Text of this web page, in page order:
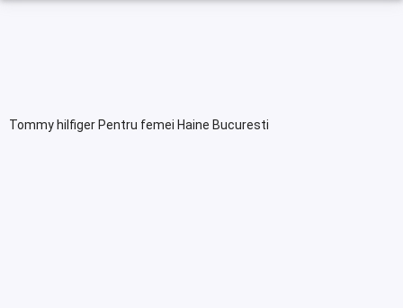
Tommy hilfiger Pentru femei Haine Bucuresti